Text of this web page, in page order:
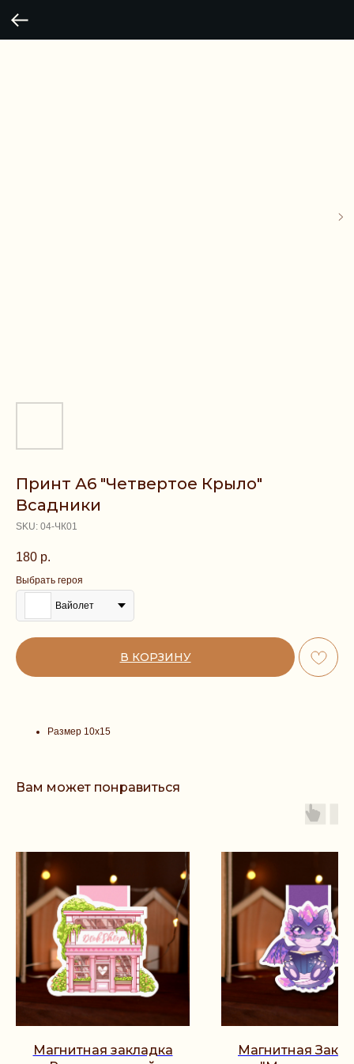
Принт А6 "Четвертое Крыло"
Всадники
SKU: 04-ЧК01
180 р.
Выбрать героя
Вайолет
В КОРЗИНУ
Размер 10х15
Вам может понравиться
Магнитная закладка
Магнитная